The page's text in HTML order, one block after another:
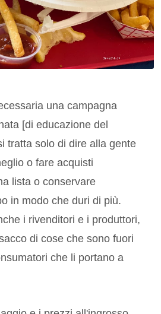
una campagna
[di educazione del
tratta solo di dire alla gente
o fare acquisti
lista o conservare
in modo che duri di più.
i rivenditori e i produttori,
di cose che sono fuori
che li portano a